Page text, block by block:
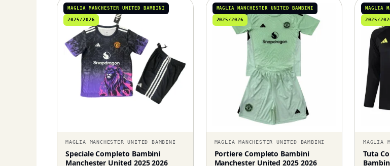
MAGLIA MANCHESTER UNITED BAMBINI
2025/2026
MAGLIA MANCHESTER UNITED BAMBINI
Speciale Completo Bambini
Manchester United 2025 2026
MAGLIA MANCHESTER UNITED BAMBINI
2025/2026
MAGLIA MANCHESTER UNITED BAMBINI
Portiere Completo Bambini
Manchester United 2025 2026
MAGLIA
2025/
MAGLIA
Tuta